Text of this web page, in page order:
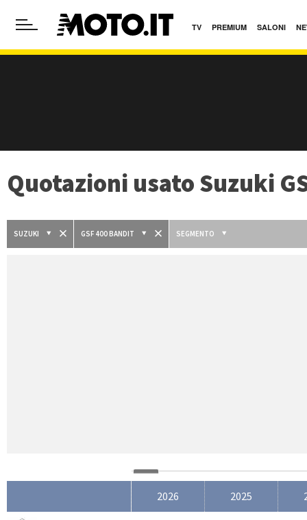
TV PREMIUM SALONI
Quotazioni usato Suzuki
SUZUKI GSF 400 BANDIT SEGMENTO
2026 2025